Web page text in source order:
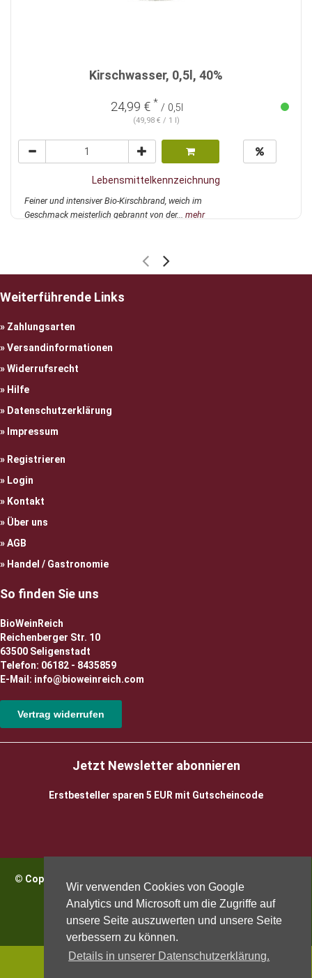
Wir verwenden Cookies von Google
Analytics und Microsoft um die Zugriffe auf
unsere Seite auszuwerten und unsere Seite
verbessern zu können.
Details in unserer Datenschutzerklärung.
Kirschwasser, 0,5l, 40%
24,99 € * / 0,5l
(49,98 € / 1 l)
Lebensmittelkennzeichnung
Feiner und intensiver Bio-Kirschbrand, weich im
Geschmack meisterlich gebrannt von der... mehr
Weiterführende Links
Zahlungsarten
Versandinformationen
Widerrufsrecht
Hilfe
Datenschutzerklärung
Impressum
Registrieren
Login
Kontakt
Über uns
AGB
Handel / Gastronomie
So finden Sie uns
BioWeinReich
Reichenberger Str. 10
63500 Seligenstadt
Telefon: 06182 - 8435859
E-Mail: info@bioweinreich.com
Vertrag widerrufen
Jetzt Newsletter abonnieren
Erstbesteller sparen 5 EUR mit Gutscheincode
© Copyright 2026 BioWeinReich. Alle Rechte vorbehalten |
Impressum